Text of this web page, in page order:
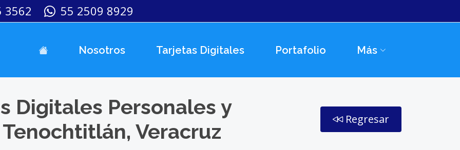
3562 55 2509 8929
Nosotros Tarjetas Digitales Portafolio Más
Digitales Personales y
Veracruz
Regresar